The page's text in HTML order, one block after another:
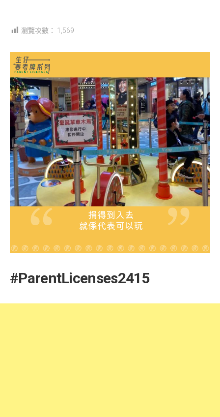
瀏覽次數： 1,569
#ParentLicenses2415